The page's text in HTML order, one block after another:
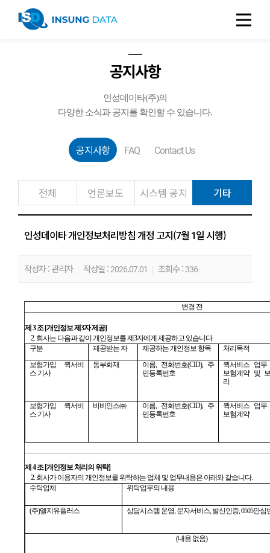
공지사항
인성데이타(주)의
다양한 소식과 공지를 확인할 수 있습니다.
공지사항 FAQ Contact Us
전체 언론보도 시스템 공지 기타
인성데이타 개인정보처리방침 개정 고지(7월 1일 시행)
작성자 : 관리자 작성일 : 2026.07.01 조회수 : 336
변경 전
제 3조 [개인정보 제 3자 제공]
2. 회사는 다음과 같이 개인정보를 제 3자에게 제공하고 있습니다.
구분
제공받는 자 제공하는 개인정보 항목
처리목적
보험가입 퀵서비
스 기사
동부화재 이름, 전화번호(CID), 주
민등록번호
퀵서비스 업무
보험계약 및
리
보험가입 퀵서비
스 기사
비비인스㈜ 이름, 전화번호(CID), 주
민등록번호
퀵서비스 업무
보험계약
제 4조[개인정보 처리의 위탁]
2. 회사가 이용자의 개인정보를 위탁하는 업체 및 업무내용은 아래와 같습니다.
수탁업체
위탁업무의 내용
(주)엘지유플러스 상담시스템 운영,문자서비스,발신인증, 0505안심
(내용 없음)